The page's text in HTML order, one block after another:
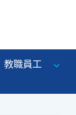
教職員工